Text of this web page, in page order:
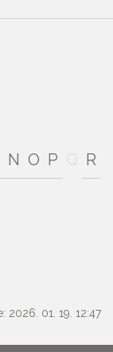
N O P
R
2026. 01. 19. 12:47